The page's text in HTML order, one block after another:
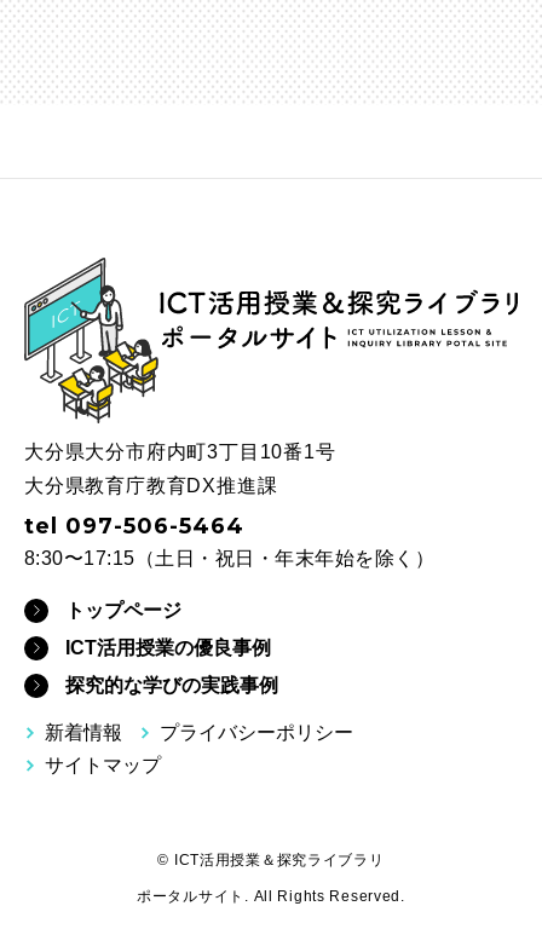
ICT
大分県大分市府内町3丁目10番1号
大分県教育庁教育DX推進課
tel 097-506-5464
8:30〜17:15（土日・祝日・年末年始を除く）
トップページ
ICT活用授業の優良事例
探究的な学びの実践事例
新着情報
プライバシーポリシー
サイトマップ
© ICT活用授業＆探究ライブラリ
ポータルサイト. All Rights Reserved.